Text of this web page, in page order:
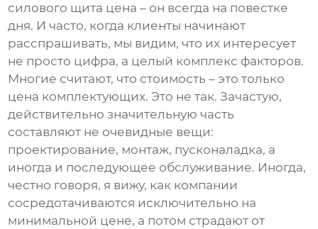
силового щита цена – он всегда на повестке
дня. И часто, когда клиенты начинают
расспрашивать, мы видим, что их интересует
не просто цифра, а целый комплекс факторов.
Многие считают, что стоимость – это только
цена комплектующих. Это не так. Зачастую,
действительно значительную часть
составляют не очевидные вещи:
проектирование, монтаж, пусконаладка, а
иногда и последующее обслуживание. Иногда,
честно говоря, я вижу, как компании
сосредотачиваются исключительно на
минимальной цене, а потом страдают от